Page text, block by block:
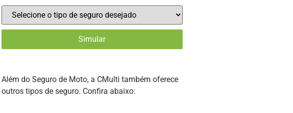
Além do Seguro de Moto, a CMulti também oferece
outros tipos de seguro. Confira abaixo: